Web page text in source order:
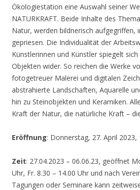
Ökologiestation eine Auswahl seiner
NATURKRAFT. Beide Inhalte des
Natur, werden bildnerisch aufgegriffen,
gepriesen. Die Individualität der
Künstlerinnen und Künstler spiegelt
Objekten wider. So reichen die Werke
fotogetreuer Malerei und digitalen
abstrahierte Landschaften, Aquarelle
hin zu Steinobjekten und Keramiken.
Kraft der Natur, die natürliche Kraft –
Eröffnung: Donnerstag, 27. April 2023,
Zeit: 27.04.2023 – 06.06.23, geöffnet
Uhr, Fr. 8.30 – 14.00 Uhr und nach
Tagungen oder Seminare kann